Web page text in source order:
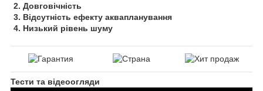
2. Довговічність
3. Відсутність ефекту аквапланування
4. Низький рівень шуму
Тести та відеоогляди